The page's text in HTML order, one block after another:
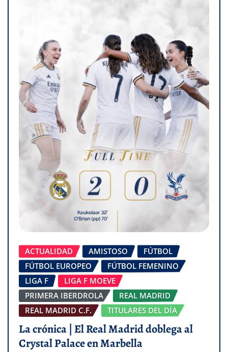
ACTUALIDAD AMISTOSO
FÚTBOL
FÚTBOL EUROPEO
FÚTBOL FEMENINO
LIGA F
LIGA F MOEVE
PRIMERA IBERDROLA
REAL MADRID
REAL MADRID C.F.
TITULARES DEL DÍA
La crónica | El Real Madrid doblega al
Crystal Palace en Marbella